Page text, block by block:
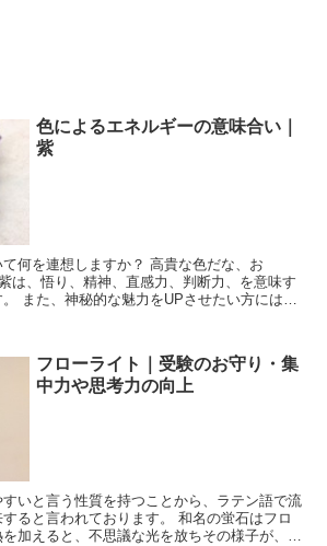
色によるエネルギーの意味合い｜
紫
何を連想しますか？ 高貴な色だな、お
は、悟り、精神、直感力、判断力、を意味す
また、神秘的な魅力をUPさせたい方にはお
フローライト｜受験のお守り・集
中力や思考力の向上
いと言う性質を持つことから、ラテン語で流
ると言われております。 和名の蛍石はフロ
加えると、不思議な光を放ちその様子が、蛍